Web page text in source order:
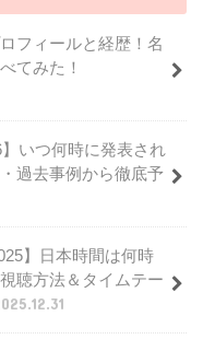
フィールと経歴！名
てみた！
】いつ何時に発表され
過去事例から徹底予
】日本時間は何時
聴方法＆タイムテー